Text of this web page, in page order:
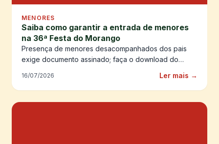
MENORES
Saiba como garantir a entrada de menores
na 36ª Festa do Morango
Presença de menores desacompanhados dos pais
exige documento assinado; faça o download do
16/07/2026 Ler mais →